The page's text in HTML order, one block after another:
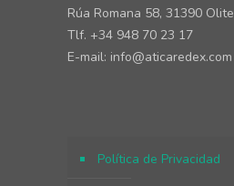
Rúa Romana 58, 31390
Tlf. +34 948 70 23 17
E-mail: info@aticaredex.com
Política de Privacidad